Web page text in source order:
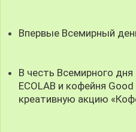
Впервые Всемирный
В честь Всемирного
ECOLAB и кофейня
креативную акцию